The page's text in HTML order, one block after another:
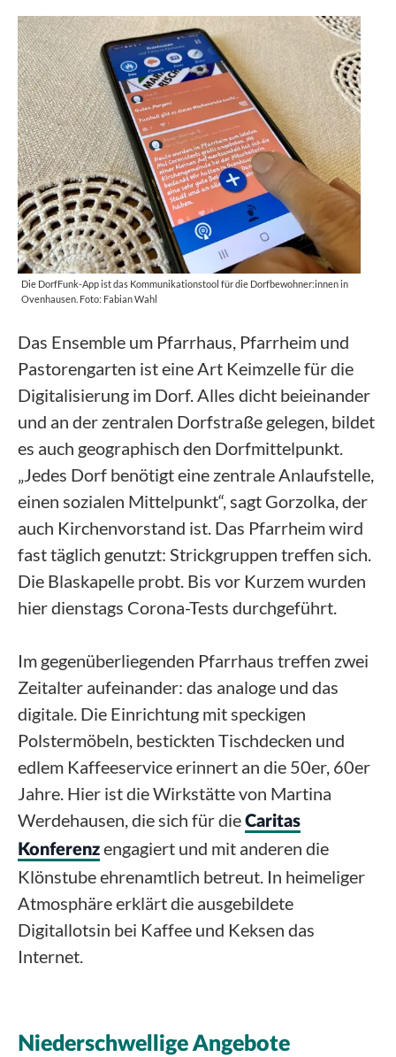
Die DorfFunk-App ist das Kommunikationstool für die Dorfbewohner:innen in
Ovenhausen. Foto: Fabian Wahl
Das Ensemble um Pfarrhaus, Pfarrheim und
Pastorengarten ist eine Art Keimzelle für die
Digitalisierung im Dorf. Alles dicht beieinander
und an der zentralen Dorfstraße gelegen, bildet
es auch geographisch den Dorfmittelpunkt.
„Jedes Dorf benötigt eine zentrale Anlaufstelle,
einen sozialen Mittelpunkt“, sagt Gorzolka, der
auch Kirchenvorstand ist. Das Pfarrheim wird
fast täglich genutzt: Strickgruppen treffen sich.
Die Blaskapelle probt. Bis vor Kurzem wurden
hier dienstags Corona-Tests durchgeführt.
Im gegenüberliegenden Pfarrhaus treffen zwei
Zeitalter aufeinander: das analoge und das
digitale. Die Einrichtung mit speckigen
Polstermöbeln, bestickten Tischdecken und
edlem Kaffeeservice erinnert an die 50er, 60er
Jahre. Hier ist die Wirkstätte von Martina
Werdehausen, die sich für die Caritas
Konferenz engagiert und mit anderen die
Klönstube ehrenamtlich betreut. In heimeliger
Atmosphäre erklärt die ausgebildete
Digitallotsin bei Kaffee und Keksen das
Internet.
Niederschwellige Angebote